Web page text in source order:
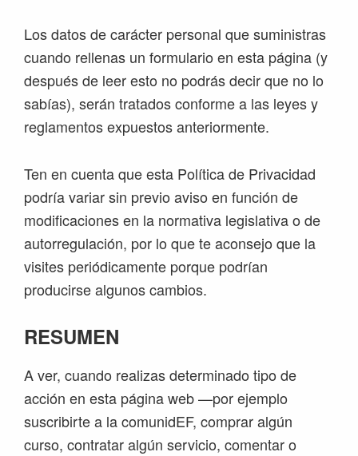
Los datos de carácter personal que suministras
cuando rellenas un formulario en esta página (y
después de leer esto no podrás decir que no lo
sabías), serán tratados conforme a las leyes y
reglamentos expuestos anteriormente.
Ten en cuenta que esta Política de Privacidad
podría variar sin previo aviso en función de
modificaciones en la normativa legislativa o de
autorregulación, por lo que te aconsejo que la
visites periódicamente porque podrían
producirse algunos cambios.
RESUMEN
A ver, cuando realizas determinado tipo de
acción en esta página web —por ejemplo
suscribirte a la comunidEF, comprar algún
curso, contratar algún servicio, comentar o